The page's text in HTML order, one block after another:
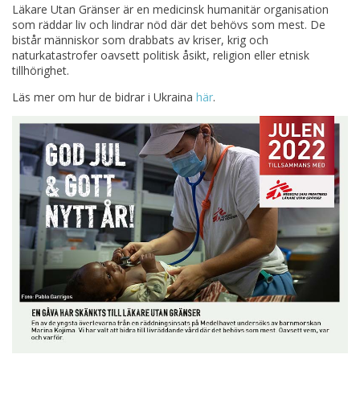
Läkare Utan Gränser är en medicinsk humanitär organisation
som räddar liv och lindrar nöd där det behövs som mest. De
bistår människor som drabbats av kriser, krig och
naturkatastrofer oavsett politisk åsikt, religion eller etnisk
tillhörighet.
Läs mer om hur de bidrar i Ukraina här.